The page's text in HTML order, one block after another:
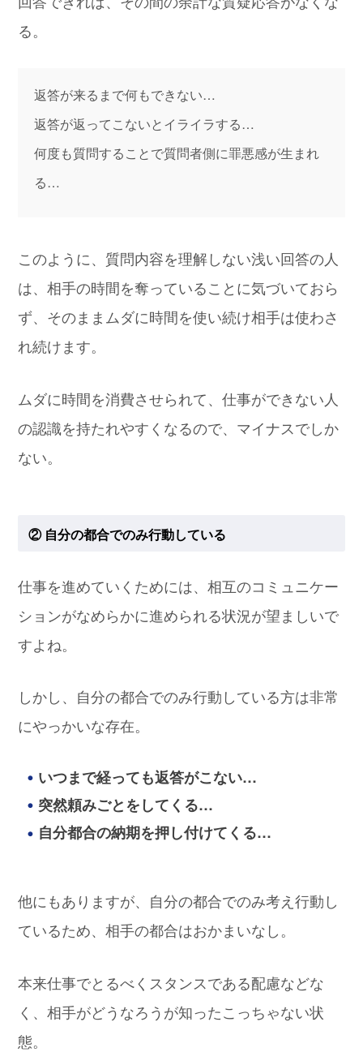
る。
返答が来るまで何もできない…
返答が返ってこないとイライラする…
何度も質問することで質問者側に罪悪感が生まれ
る…
このように、質問内容を理解しない浅い回答の人
は、相手の時間を奪っていることに気づいておら
ず、そのままムダに時間を使い続け相手は使わさ
れ続けます。
ムダに時間を消費させられて、仕事ができない人
の認識を持たれやすくなるので、マイナスでしか
ない。
② 自分の都合でのみ行動している
仕事を進めていくためには、相互のコミュニケー
ションがなめらかに進められる状況が望ましいで
すよね。
しかし、自分の都合でのみ行動している方は非常
にやっかいな存在。
いつまで経っても返答がこない…
突然頼みごとをしてくる…
自分都合の納期を押し付けてくる…
他にもありますが、自分の都合でのみ考え行動し
ているため、相手の都合はおかまいなし。
本来仕事でとるべくスタンスである配慮などな
く、相手がどうなろうが知ったこっちゃない状
態。